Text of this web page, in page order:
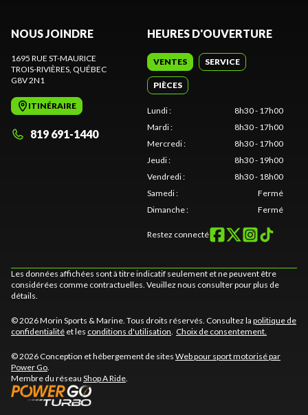
NOUS JOINDRE
1695 RUE ST-MAURICE
TROIS-RIVIÈRES , QUÉBEC
G8V 2N1
ITINÉRAIRE
819 691-1440
HEURES D'OUVERTURE
VENTES SERVICE
PIÈCES
Lundi:
8h30 - 17h00
Mardi:
8h30 - 17h00
Mercredi:
8h30 - 17h00
Jeudi:
8h30 - 19h00
Vendredi:
8h30 - 18h00
Samedi:
Fermé
Dimanche: Fermé
Restez connecté
Les données affichées sont à titre indicatif seulement et ne peuvent être
considérées comme contractuelles. Veuillez nous consulter pour plus de
détails.
© 2026 Morin Sports & Marine. Tous droits réservés. Consultez la politique de
confidentialité et les conditions d'utilisation Choix de consentement.
© 2026 Conception et hébergement de sites Web pour sport motorisé par
Power Go
Membre du réseau Shop A Ride